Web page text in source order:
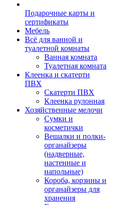
Подарочные карты и
сертификаты
Мебель
Всё для ванной и
туалетной комнаты
Ванная комната
Туалетная комната
Клеенка и скатерти
ПВХ
Скатерти ПВХ
Клеенка рулонная
Хозяйственные мелочи
Сумки и
косметички
Вешалки и полки-
органайзеры
(надверные,
настенные и
напольные)
Короба, корзины и
органайзеры для
хранения